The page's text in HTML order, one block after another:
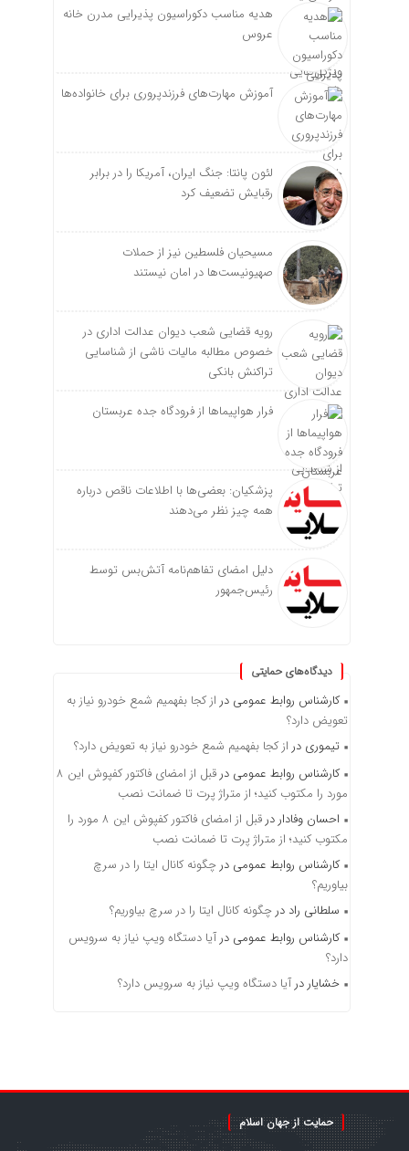
هدیه مناسب دکوراسیون پذیرایی مدرن خانه
عروس
آموزش مهارت‌های فرزندپروری برای خانواده‌ها
لئون پانتا: جنگ ایران، آمریکا را در برابر
رقبایش تضعیف کرد
مسیحیان فلسطین نیز از حملات
صهیونیست‌ها در امان نیستند
رویه قضایی شعب دیوان عدالت اداری در
خصوص مطالبه مالیات ناشی از شناسایی
تراکنش بانکی
فرار هواپیماها از فرودگاه جده عربستان
پزشکیان: بعضی‌ها با اطلاعات ناقص درباره
همه چیز نظر می‌دهند
دلیل امضای تفاهم‌نامه آتش‌بس توسط
رئیس‌جمهور
دیدگاه‌های حمایتی
کارشناس روابط عمومی در از کجا بفهمیم شمع خودرو نیاز به
تعویض دارد؟
تیموری در از کجا بفهمیم شمع خودرو نیاز به تعویض دارد؟
کارشناس روابط عمومی در
قبل از امضای فاکتور کفپوش این ۸
مورد را مکتوب کنید؛ از متراژ پرت تا ضمانت نصب
احسان وفادار در
قبل از امضای فاکتور کفپوش این ۸ مورد را
مکتوب کنید؛ از متراژ پرت تا ضمانت نصب
کارشناس روابط عمومی در چگونه کانال ایتا را در سرچ
بیاوریم؟
سلطانی راد در چگونه کانال ایتا را در سرچ بیاوریم؟
کارشناس روابط عمومی در آیا دستگاه ویپ نیاز به سرویس
دارد؟
خشایار در آیا دستگاه ویپ نیاز به سرویس دارد؟
حمایت از جهان اسلام